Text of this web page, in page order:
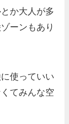
か大人が多
ーンもあり
使っていい
てみんな空